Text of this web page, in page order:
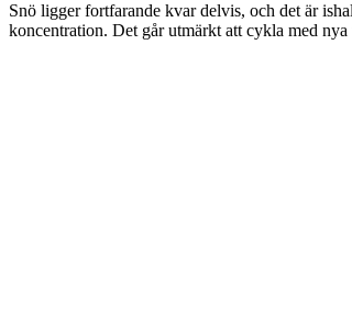
Snö ligger fortfarande kvar delvis, och det är
koncentration. Det går utmärkt att cykla med